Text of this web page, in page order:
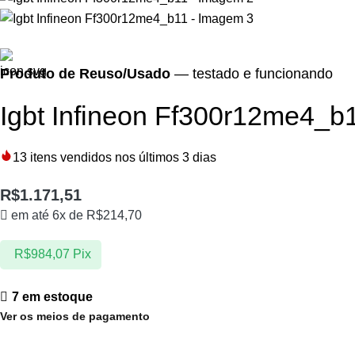
Produto de Reuso/Usado — testado e funcionando
Igbt Infineon
13 itens vendidos nos últimos 3 dias
R$1.171,51
em até 6x de R$214,70
R$984,07 Pix
7 em estoque
Ver os meios de pagamento